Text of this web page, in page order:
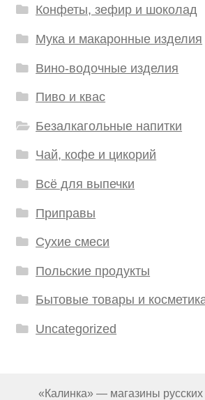
Конфеты, зефир и шоколад
Мука и макаронные изделия
Вино-водочные изделия
Пиво и квас
Безалкагольные напитки
Чай, кофе и цикорий
Всё для выпечки
Приправы
Сухие смеси
Польские продукты
Бытовые товары и
Uncategorized
«Калинка» — магазины русских